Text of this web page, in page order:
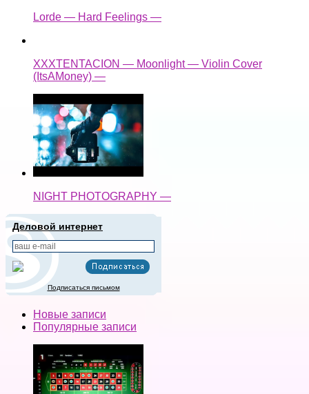
Lorde — Hard Feelings —
XXXTENTACION — Moonlight — Violin Cover
(ItsAMoney) —
NIGHT PHOTOGRAPHY —
Деловой интернет
Подписаться письмом
Новые записи
Популярные записи